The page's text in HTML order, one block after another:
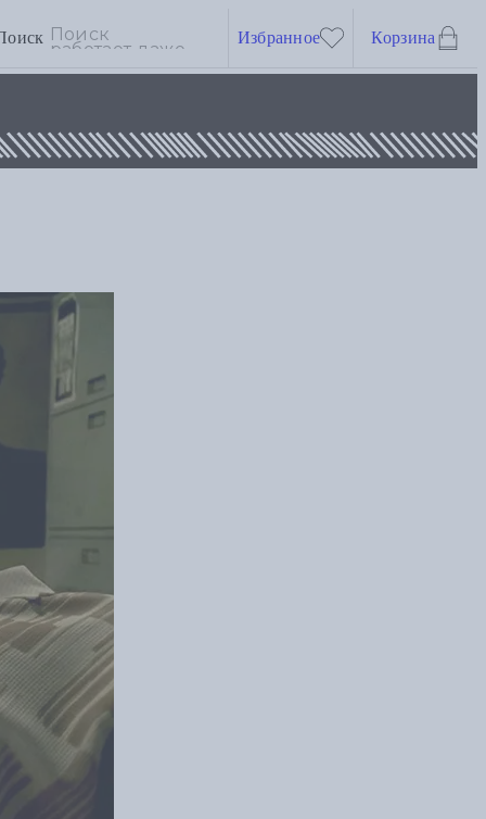
Избранное Корзина